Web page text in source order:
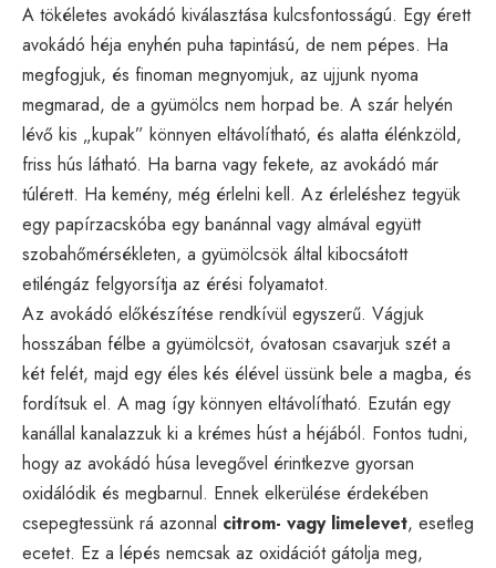
A tökéletes avokádó kiválasztása kulcsfontosságú. Egy érett
avokádó héja enyhén puha tapintású, de nem pépes. Ha
megfogjuk, és finoman megnyomjuk, az ujjunk nyoma
megmarad, de a gyümölcs nem horpad be. A szár helyén
lévő kis „kupak” könnyen eltávolítható, és alatta élénkzöld,
friss hús látható. Ha barna vagy fekete, az avokádó már
túlérett. Ha kemény, még érlelni kell. Az érleléshez tegyük
egy papírzacskóba egy banánnal vagy almával együtt
szobahőmérsékleten, a gyümölcsök által kibocsátott
etiléngáz felgyorsítja az érési folyamatot.
Az avokádó előkészítése rendkívül egyszerű. Vágjuk
hosszában félbe a gyümölcsöt, óvatosan csavarjuk szét a
két felét, majd egy éles kés élével üssünk bele a magba, és
fordítsuk el. A mag így könnyen eltávolítható. Ezután egy
kanállal kanalazzuk ki a krémes húst a héjából. Fontos tudni,
hogy az avokádó húsa levegővel érintkezve gyorsan
oxidálódik és megbarnul. Ennek elkerülése érdekében
csepegtessünk rá azonnal citrom- vagy limelevet, esetleg
ecetet. Ez a lépés nemcsak az oxidációt gátolja meg,